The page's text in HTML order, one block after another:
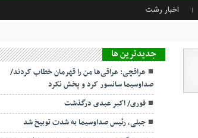
اخبار رشت
جديدترين ها
عراقچی: عراقی‌ها من را قهرمان خطاب کردند/
صداوسیما سانسور کرد و پخش نکرد
فوری/ اکبر عبدی درگذشت
جبلی، رئیس صداوسیما به شدت توبیخ شد